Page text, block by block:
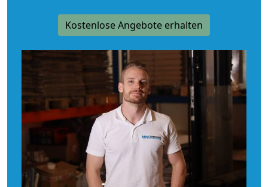
Kostenlose Angebote erhalten